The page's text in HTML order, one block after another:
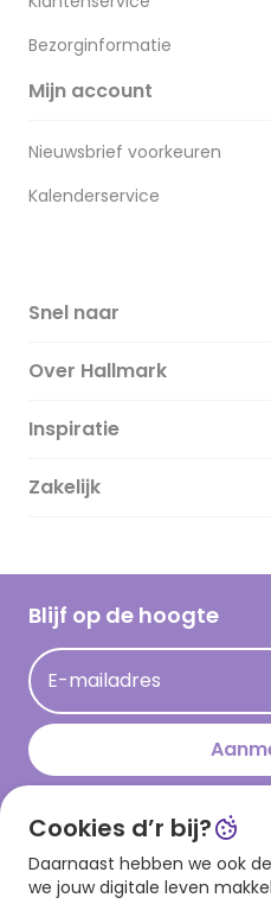
Bezorginformatie
Mijn account
Nieuwsbrief voorkeuren
Kalenderservice
Snel naar
Over Hallmark
Over ons
Duurzaamheid
Hallmark Kaartclub
Acties
Persberichten
Hallmark en Kinderpostzegels
Inspiratie
Magazine
Cadeau inspiratie
Kaartinspiratie
Zakelijk
Blijf op de hoogte
E-mailadres
Download onze app
Cookies d’r bij?
Daarnaast hebben we ook
we jouw digitale leven